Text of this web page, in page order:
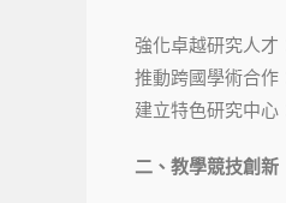
強化卓越研究人才
推動跨國學術合作
建立特色研究中心
二、教學競技創新